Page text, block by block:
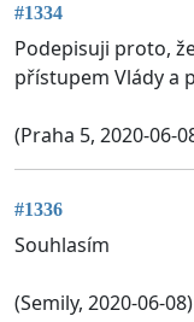
#1334
Podepisuji proto,
přístupem Vlády a
(Praha 5, 2020-06-
#1336
Souhlasím
(Semily, 2020-06-08)